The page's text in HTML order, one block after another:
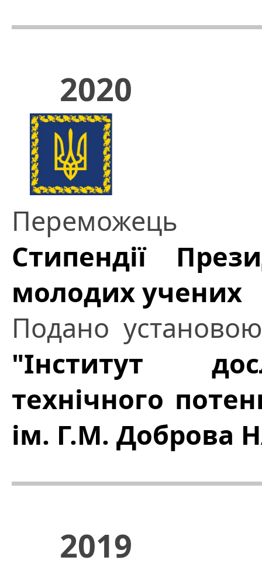
2020
Переможець
Стипендії
молодих учених
Подано
"Інститут
технічного
ім. Г.М. Доброва
2019